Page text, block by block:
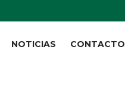
NOTICIAS CONTACTO